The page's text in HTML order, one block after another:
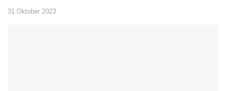
31 Oktober 2023